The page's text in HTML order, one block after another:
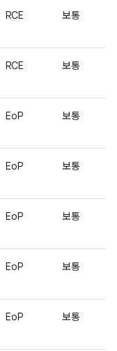
RCE 보통
RCE 보통
EoP 보통
EoP 보통
EoP 보통
EoP 보통
EoP 보통